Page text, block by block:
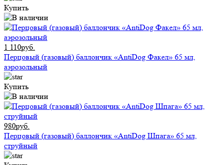
Купить
1 110руб.
Перцовый (газовый) баллончик «AntiDog Факел» 65 мл,
аэрозольный
Купить
980руб.
Перцовый (газовый) баллончик «AntiDog Шпага» 65 мл,
струйный